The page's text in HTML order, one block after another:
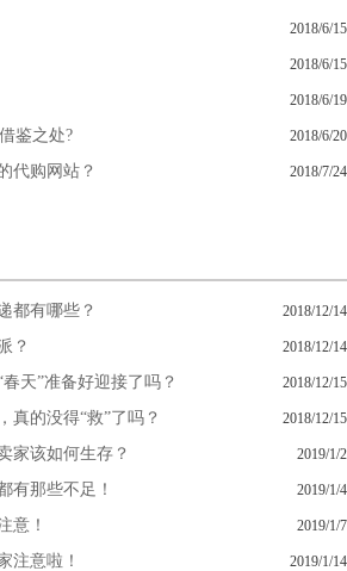
2018/6/15
2018/6/15
2018/6/19
鉴之处? 2018/6/20
代购网站？ 2018/7/24
都有哪些？ 2018/12/14
？ 2018/12/14
天”准备好迎接了吗？ 2018/12/15
真的没得“救”了吗？ 2018/12/15
家该如何生存？ 2019/1/2
有那些不足！ 2019/1/4
意！ 2019/1/7
注意啦！ 2019/1/14